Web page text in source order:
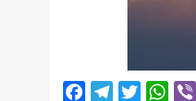
Facebook
Telegram